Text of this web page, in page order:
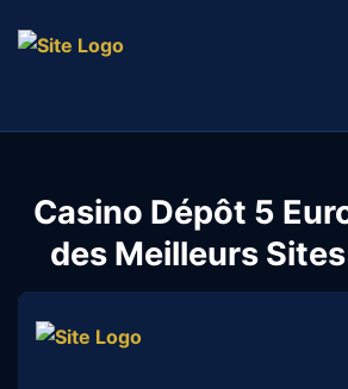
Casino Dépôt 5
des Meilleurs